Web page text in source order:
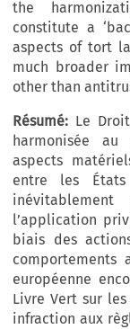
the
constitute a
aspects of tort
much broader
other than
Résumé: Le
harmonisée
aspects
entre les
l’application
biais des
comportements
européenne
Livre Vert sur
infraction aux